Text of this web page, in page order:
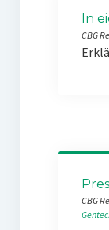
In
CBG
CBG